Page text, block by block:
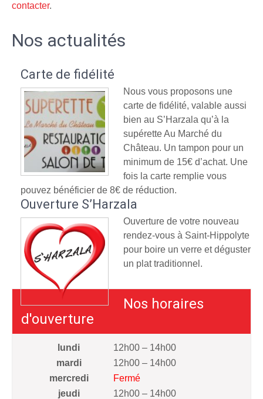
contacter.
Nos actualités
Carte de fidélité
Nous vous proposons une
carte de fidélité, valable aussi
bien au S’Harzala qu’à la
supérette Au Marché du
Château. Un tampon pour un
minimum de 15€ d’achat. Une
fois la carte remplie vous
pouvez bénéficier de 8€ de réduction.
Ouverture S’Harzala
Ouverture de votre nouveau
rendez-vous à Saint-Hippolyte
pour boire un verre et déguster
un plat traditionnel.
Nos horaires
d'ouverture
lundi
12h00 – 14h00
mardi
12h00 – 14h00
mercredi
Fermé
jeudi
12h00 – 14h00